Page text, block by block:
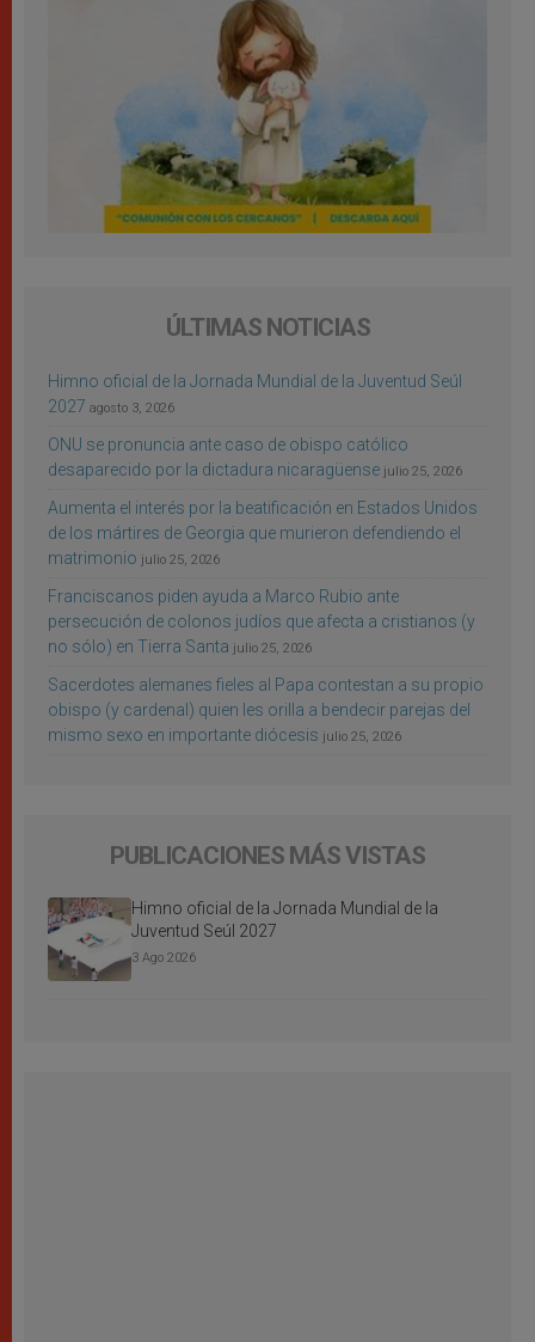
ÚLTIMAS NOTICIAS
Himno oficial de la Jornada Mundial de la Juventud Seúl
2027 agosto 3, 2026
ONU se pronuncia ante caso de obispo católico
desaparecido por la dictadura nicaragüense julio 25, 2026
Aumenta el interés por la beatificación en Estados Unidos
de los mártires de Georgia que murieron defendiendo el
matrimonio julio 25, 2026
Franciscanos piden ayuda a Marco Rubio ante
persecución de colonos judíos que afecta a cristianos (y
no sólo) en Tierra Santa julio 25, 2026
Sacerdotes alemanes fieles al Papa contestan a su propio
obispo (y cardenal) quien les orilla a bendecir parejas del
mismo sexo en importante diócesis julio 25, 2026
PUBLICACIONES MÁS VISTAS
Himno oficial de la Jornada Mundial de la
Juventud Seúl 2027
3 Ago 2026